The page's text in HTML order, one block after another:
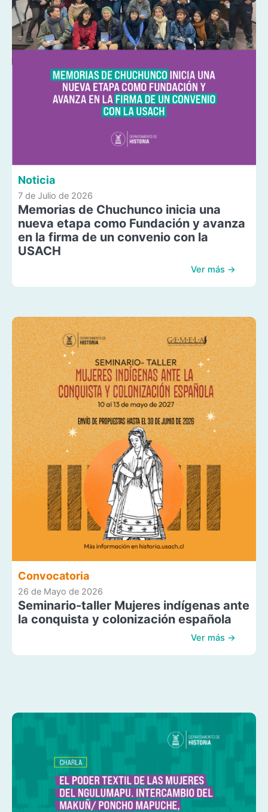
Noticia
7 de Julio de 2026
Memorias de Chuchunco inicia una
nueva etapa como Fundación y avanza
en la firma de un convenio con la
USACH
Ver más →
Convocatoria
26 de Mayo de 2026
Seminario-taller Mujeres indígenas ante
la conquista y colonización española
Ver más →